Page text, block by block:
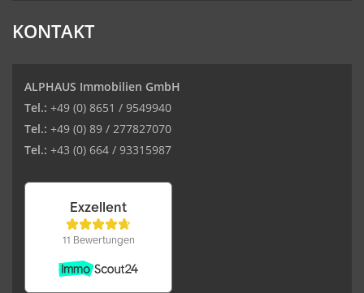
KONTAKT
ALPHAUS Immobilien GmbH
Tel.: +49 (0) 8651 / 9549940
Tel.: +49 (0) 89 / 277827070
Tel.: +43 (0) 664 / 93315987